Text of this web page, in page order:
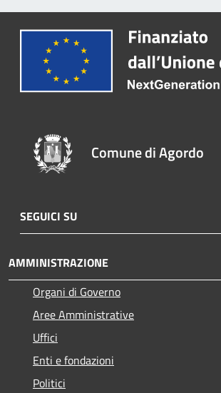
Comune di Agordo
SEGUICI SU
AMMINISTRAZIONE
Organi di Governo
Aree Amministrative
Uffici
Enti e fondazioni
Politici